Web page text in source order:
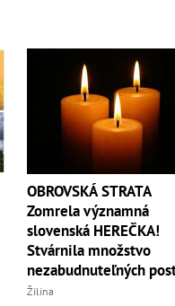
OBROVSKÁ STRATA
Zomrela významná
slovenská HEREČKA!
Stvárnila množstvo
nezabudnuteľných
Žilina